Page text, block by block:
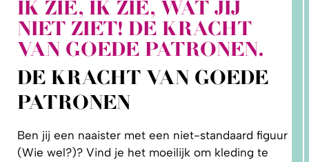
IK ZIE, IK ZIE, WAT JIJ
NIET ZIET! DE KRACHT
VAN GOEDE PATRONEN.
DE KRACHT VAN GOEDE
PATRONEN
Ben jij een naaister met een niet-standaard figuur
(Wie wel?)? Vind je het moeilijk om kleding te
LEER IK
PATRONEN
OP MAAT
MAKEN?